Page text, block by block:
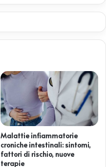
Malattie infiammatorie
croniche intestinali: sintomi,
fattori di rischio, nuove
terapie